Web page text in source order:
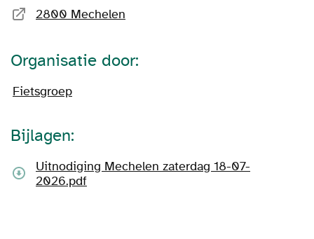
2800 Mechelen
Organisatie door:
Fietsgroep
Bijlagen:
Uitnodiging Mechelen zaterdag 18-07-
2026.pdf